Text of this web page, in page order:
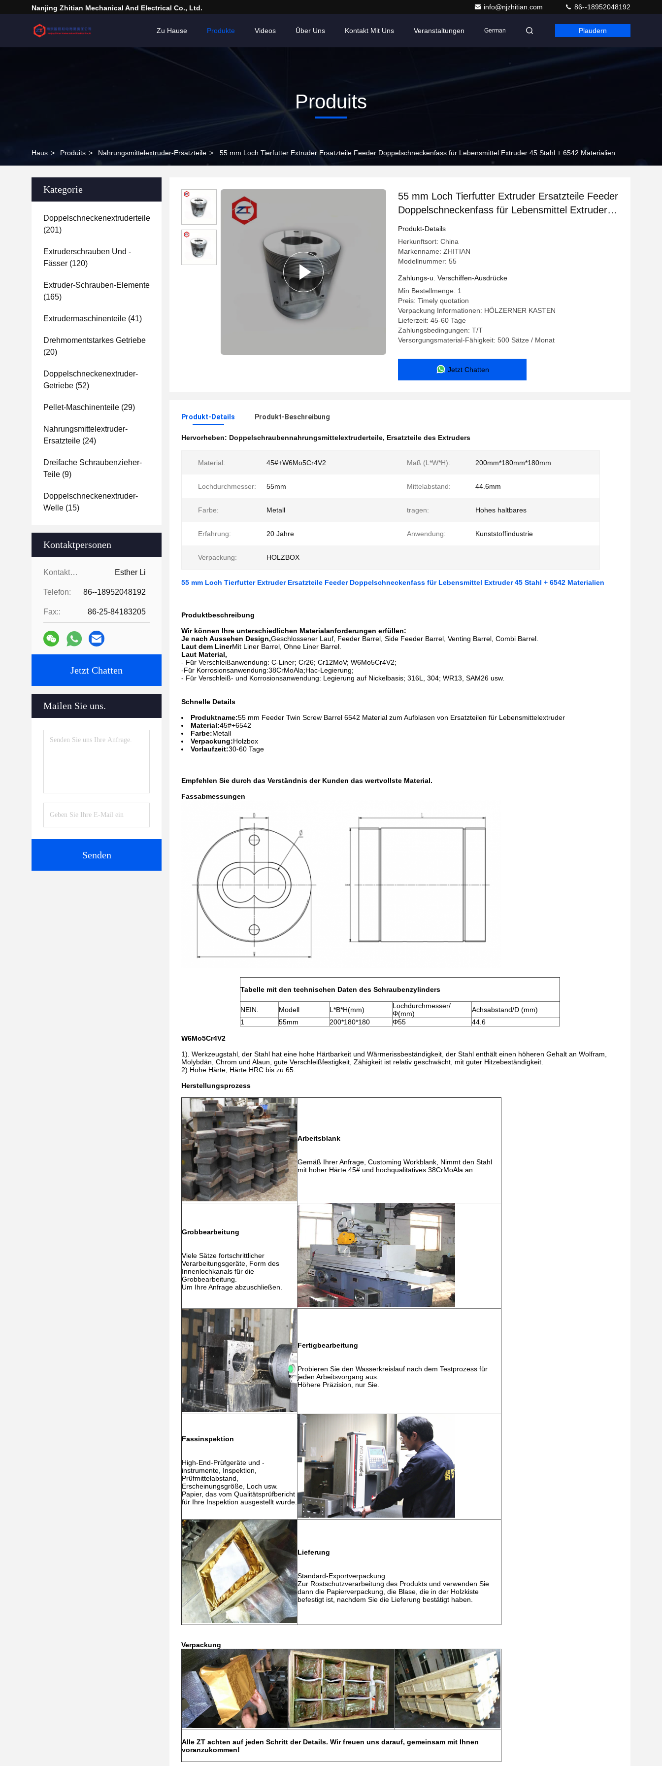
Nanjing Zhitian Mechanical And Electrical Co., Ltd. info@njzhitian.com 86--18952048192
Zu Hause Produkte Videos Über Uns Kontakt Mit Uns Veranstaltungen German Plaudern
Produits
Haus > Produits > Nahrungsmittelextruder-Ersatzteile > 55 mm Loch Tierfutter Extruder Ersatzteile Feeder Doppelschneckenfass für Lebensmittel Extruder 45 Stahl + 6542 Materialien
Kategorie
Doppelschneckenextruderteile
(201)
Extruderschrauben Und -
Fässer (120)
Extruder-Schrauben-Elemente
(165)
Extrudermaschinenteile (41)
Drehmomentstarkes Getriebe
(20)
Doppelschneckenextruder-
Getriebe (52)
Pellet-Maschinenteile (29)
Nahrungsmittelextruder-
Ersatzteile (24)
Dreifache Schraubenzieher-
Teile (9)
Doppelschneckenextruder-
Welle (15)
Kontaktpersonen
Kontaktpersonen: Esther Li
Telefon: 86--18952048192
Fax:: 86-25-84183205
Jetzt Chatten
Mailen Sie uns.
Senden
55 mm Loch Tierfutter Extruder Ersatzteile Feeder
Doppelschneckenfass für Lebensmittel Extruder
45 Stahl + 6542 Materialien
Produkt-Details
Herkunftsort: China
Markenname: ZHITIAN
Modellnummer: 55
Zahlungs-u. Verschiffen-Ausdrücke
Min Bestellmenge: 1
Preis: Timely quotation
Verpackung Informationen: HÖLZERNER KASTEN
Lieferzeit: 45-60 Tage
Zahlungsbedingungen: T/T
Versorgungsmaterial-Fähigkeit: 500 Sätze / Monat
Jetzt Chatten
Produkt-Details Produkt-Beschreibung
Hervorheben: Doppelschraubennahrungsmittelextruderteile, Ersatzteile des Extruders
Material: 45#+W6Mo5Cr4V2 Maß (L*W*H): 200mm*180mm*180mm
Lochdurchmesser: 55mm Mittelabstand: 44.6mm
Farbe: Metall tragen: Hohes haltbares
Erfahrung: 20 Jahre Anwendung: Kunststoffindustrie
Verpackung: HOLZBOX
55 mm Loch Tierfutter Extruder Ersatzteile Feeder Doppelschneckenfass für Lebensmittel Extruder 45 Stahl + 6542 Materialien
Produktbeschreibung
Wir können Ihre unterschiedlichen Materialanforderungen erfüllen:
Je nach Aussehen Design,Geschlossener Lauf, Feeder Barrel, Side Feeder Barrel, Venting Barrel, Combi Barrel.
Laut dem LinerMit Liner Barrel, Ohne Liner Barrel.
Laut Material,
- Für Verschleißanwendung: C-Liner; Cr26; Cr12MoV; W6Mo5Cr4V2;
-Für Korrosionsanwendung:38CrMoAla;Hac-Legierung;
- Für Verschleiß- und Korrosionsanwendung: Legierung auf Nickelbasis; 316L, 304; WR13, SAM26 usw.
Schnelle Details
Produktname:55 mm Feeder Twin Screw Barrel 6542 Material zum Aufblasen von Ersatzteilen für Lebensmittelextruder
Material:45#+6542
Farbe:Metall
Verpackung:Holzbox
Vorlaufzeit:30-60 Tage
Empfehlen Sie durch das Verständnis der Kunden das wertvollste Material.
Fassabmessungen
Tabelle mit den technischen Daten des Schraubenzylinders
NEIN. Modell L*B*H(mm)
Lochdurchmesser/
Φ(mm)
Achsabstand/D (mm)
1
55mm 200*180*180 Φ55 44.6
W6Mo5Cr4V2
1). Werkzeugstahl, der Stahl hat eine hohe Härtbarkeit und Wärmerissbeständigkeit, der Stahl enthält einen höheren Gehalt an Wolfram,
Molybdän, Chrom und Alaun, gute Verschleißfestigkeit, Zähigkeit ist relativ geschwächt, mit guter Hitzebeständigkeit.
2).Hohe Härte, Härte HRC bis zu 65.
Herstellungsprozess
Arbeitsblank
Gemäß Ihrer Anfrage, Customing Workblank, Nimmt den Stahl
mit hoher Härte 45# und hochqualitatives 38CrMoAla an.
Grobbearbeitung
Viele Sätze fortschrittlicher
Verarbeitungsgeräte, Form des
Innenlochkanals für die
Grobbearbeitung.
Um Ihre Anfrage abzuschließen.
Fertigbearbeitung
Probieren Sie den Wasserkreislauf nach dem Testprozess für
jeden Arbeitsvorgang aus.
Höhere Präzision, nur Sie.
Fassinspektion
High-End-Prüfgeräte und -
instrumente, Inspektion,
Prüfmittelabstand,
Erscheinungsgröße, Loch usw.
Papier, das vom Qualitätsprüfbericht
für Ihre Inspektion ausgestellt wurde.
Lieferung
Standard-Exportverpackung
Zur Rostschutzverarbeitung des Produkts und verwenden Sie
dann die Papierverpackung, die Blase, die in der Holzkiste
befestigt ist, nachdem Sie die Lieferung bestätigt haben.
Verpackung
Alle ZT achten auf jeden Schritt der Details. Wir freuen uns darauf, gemeinsam mit Ihnen
voranzukommen!